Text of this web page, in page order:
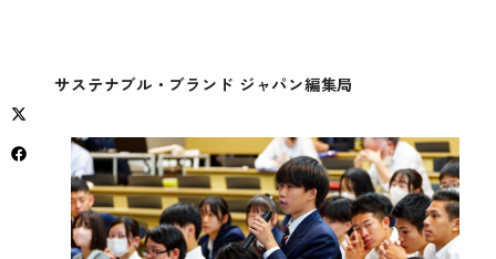
サステナブル・ブランド ジャパン編集局